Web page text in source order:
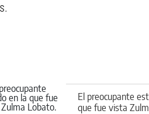
El preocupante
que fue vista